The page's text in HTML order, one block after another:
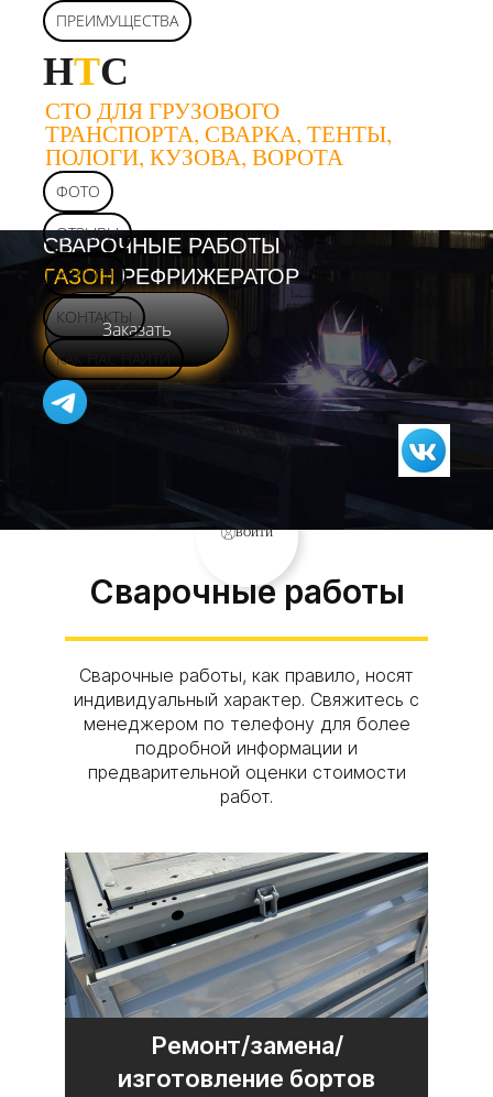
ПРЕИМУЩЕСТВА
НТС
СТО ДЛЯ ГРУЗОВОГО
ТРАНСПОРТА, СВАРКА, ТЕНТЫ,
ПОЛОГИ, КУЗОВА, ВОРОТА
ФОТО
ОТЗЫВЫ
УСЛУГИ
КОНТАКТЫ
КАК НАС НАЙТИ
ВОЙТИ
СВАРОЧНЫЕ РАБОТЫ
ГАЗОН РЕФРИЖЕРАТОР
Заказать
Сварочные работы
Сварочные работы, как правило, носят
индивидуальный характер. Свяжитесь с
менеджером по телефону для более
подробной информации и
предварительной оценки стоимости
работ.
Ремонт/замена/
изготовление бортов